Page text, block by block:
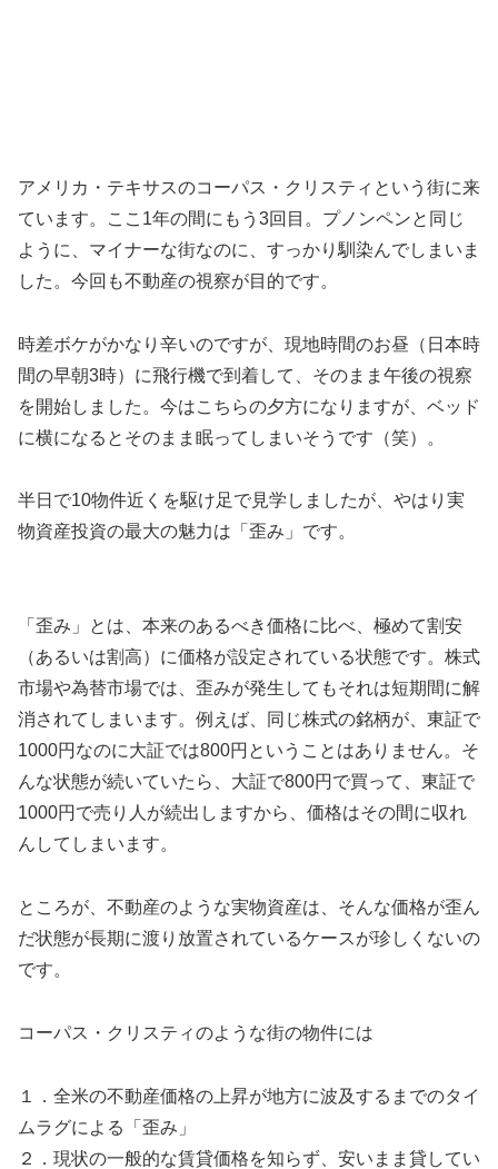
アメリカ・テキサスのコーパス・クリスティという街に来
ています。ここ1年の間にもう3回目。プノンペンと同じ
ように、マイナーな街なのに、すっかり馴染んでしまいま
した。今回も不動産の視察が目的です。
時差ボケがかなり辛いのですが、現地時間のお昼（日本時
間の早朝3時）に飛行機で到着して、そのまま午後の視察
を開始しました。今はこちらの夕方になりますが、ベッド
に横になるとそのまま眠ってしまいそうです（笑）。
半日で10物件近くを駆け足で見学しましたが、やはり実
物資産投資の最大の魅力は「歪み」です。
「歪み」とは、本来のあるべき価格に比べ、極めて割安
（あるいは割高）に価格が設定されている状態です。株式
市場や為替市場では、歪みが発生してもそれは短期間に解
消されてしまいます。例えば、同じ株式の銘柄が、東証で
1000円なのに大証では800円ということはありません。そ
んな状態が続いていたら、大証で800円で買って、東証で
1000円で売り人が続出しますから、価格はその間に収れ
んしてしまいます。
ところが、不動産のような実物資産は、そんな価格が歪ん
だ状態が長期に渡り放置されているケースが珍しくないの
です。
コーパス・クリスティのような街の物件には
１．全米の不動産価格の上昇が地方に波及するまでのタイ
ムラグによる「歪み」
２．現状の一般的な賃貸価格を知らず、安いまま貸してい